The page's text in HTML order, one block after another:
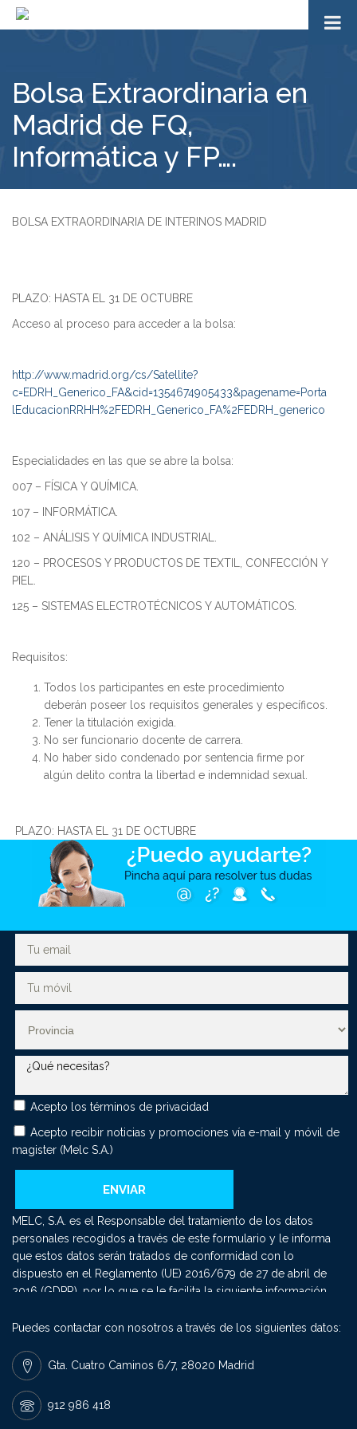
Bolsa Extraordinaria en
Madrid de FQ,
Informática y FP….
BOLSA EXTRAORDINARIA DE INTERINOS MADRID
PLAZO: HASTA EL 31 DE OCTUBRE
Acceso al proceso para acceder a la bolsa:
http://www.madrid.org/cs/Satellite?
c=EDRH_Generico_FA&cid=1354674905433&pagename=Porta
lEducacionRRHH%2FEDRH_Generico_FA%2FEDRH_generico
Especialidades en las que se abre la bolsa:
007 – FÍSICA Y QUÍMICA.
107 – INFORMÁTICA.
102 – ANÁLISIS Y QUÍMICA INDUSTRIAL.
120 – PROCESOS Y PRODUCTOS DE TEXTIL, CONFECCIÓN Y
PIEL.
125 – SISTEMAS ELECTROTÉCNICOS Y AUTOMÁTICOS.
Requisitos:
Todos los participantes en este procedimiento
deberán poseer los requisitos generales y específicos.
Tener la titulación exigida.
No ser funcionario docente de carrera.
No haber sido condenado por sentencia firme por
algún delito contra la libertad e indemnidad sexual.
PLAZO: HASTA EL 31 DE OCTUBRE
Acepto los términos de privacidad
Acepto recibir noticias y promociones vía e-mail y móvil de
magister (Melc S.A.)
MELC, S.A. es el Responsable del tratamiento de los datos
personales recogidos a través de este formulario y le informa
que estos datos serán tratados de conformidad con lo
dispuesto en el Reglamento (UE) 2016/679 de 27 de abril de
2016 (GDPR), por lo que se le facilita la siguiente información
comercial y el envío de comunicaciones sobre nuestros
se conservarán mientras exista un interés mutuo para mantener
el fin del tratamiento y cuando ya no sea necesario para tal fin,
se suprimirán con medidas de seguridad adecuadas para
garantizar la seudonimización de los datos o la destrucción
Puedes contactar con nosotros a través de los siguientes datos:
Gta. Cuatro Caminos 6/7, 28020 Madrid
912 986 418